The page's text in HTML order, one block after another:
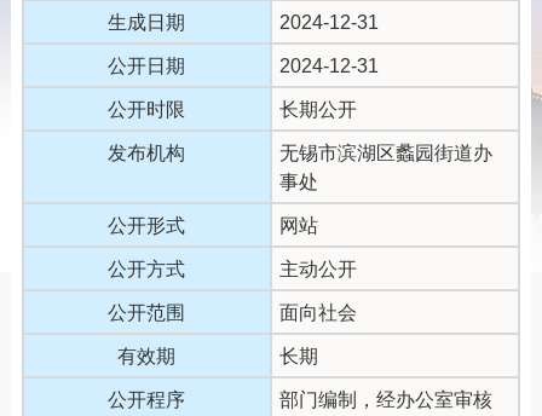
生成日期 2024-12-31
公开日期 2024-12-31
公开时限 长期公开
发布机构
无锡市滨湖区蠡园街道办
事处
公开形式 网站
公开方式 主动公开
公开范围 面向社会
有效期 长期
公开程序
部门编制，经办公室审核